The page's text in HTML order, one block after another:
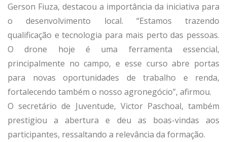
Gerson Fiuza, destacou a importância da iniciativa para
o desenvolvimento local. “Estamos trazendo
qualificação e tecnologia para mais perto das pessoas.
O drone hoje é uma ferramenta essencial,
principalmente no campo, e esse curso abre portas
para novas oportunidades de trabalho e renda,
fortalecendo também o nosso agronegócio”, afirmou.
O secretário de Juventude, Victor Paschoal, também
prestigiou a abertura e deu as boas-vindas aos
participantes, ressaltando a relevância da formação.